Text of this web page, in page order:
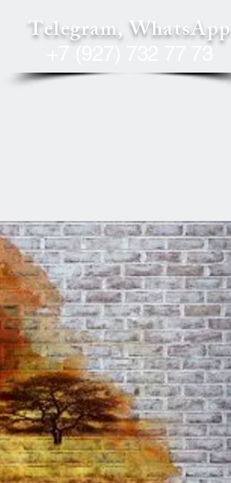
Telegram, WhatsApp
+7 (927) 732 77 73